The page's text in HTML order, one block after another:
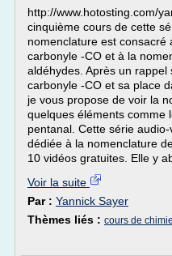
http://www.hotosting.com/
cinquième cours de cette
nomenclature est consacré
carbonyle -CO et à la
aldéhydes. Après un rappel
carbonyle -CO et sa place
je vous propose de voir la
quelques éléments comme
pentanal. Cette série
dédiée à la nomenclature
10 vidéos gratuites. Elle y
Voir la suite
Par : Yannick Sayer
Thèmes liés : cours de